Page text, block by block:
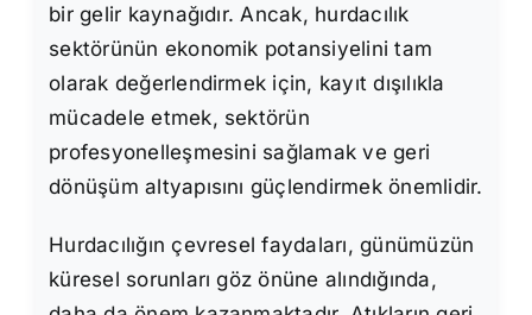
bir gelir kaynağıdır. Ancak, hurdacılık
sektörünün ekonomik potansiyelini tam
olarak değerlendirmek için, kayıt dışılıkla
mücadele etmek, sektörün
profesyonelleşmesini sağlamak ve geri
dönüşüm altyapısını güçlendirmek önemlidir.
Hurdacılığın çevresel faydaları, günümüzün
küresel sorunları göz önüne alındığında,